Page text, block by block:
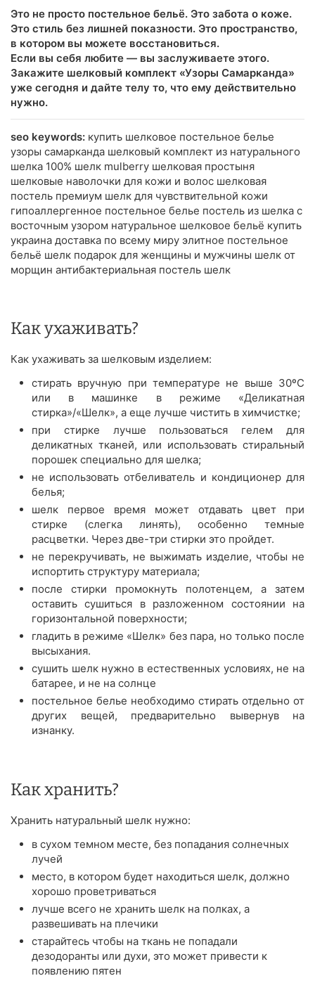
Это не просто постельное бельё. Это забота о коже.
Это стиль без лишней показности. Это пространство,
в котором вы можете восстановиться.
Если вы себя любите — вы заслуживаете этого.
Закажите шелковый комплект «Узоры Самарканда»
уже сегодня и дайте телу то, что ему действительно
нужно.
seo keywords: купить шелковое постельное белье
узоры самарканда шелковый комплект из натурального
шелка 100% шелк mulberry шелковая простыня
шелковые наволочки для кожи и волос шелковая
постель премиум шелк для чувствительной кожи
гипоаллергенное постельное белье постель из шелка с
восточным узором натуральное шелковое бельё купить
украина доставка по всему миру элитное постельное
бельё шелк подарок для женщины и мужчины шелк от
морщин антибактериальная постель шелк
Как ухаживать?
Как ухаживать за шелковым изделием:
стирать вручную при температуре не выше 30ºС
или в машинке в режиме «Деликатная
стирка»/«Шелк», а еще лучше чистить в химчистке;
при стирке лучше пользоваться гелем для
деликатных тканей, или использовать стиральный
порошек специально для шелка;
не использовать отбеливатель и кондиционер для
белья;
шелк первое время может отдавать цвет при
стирке (слегка линять), особенно темные
расцветки. Через две-три стирки это пройдет.
не перекручивать, не выжимать изделие, чтобы не
испортить структуру материала;
после стирки промокнуть полотенцем, а затем
оставить сушиться в разложенном состоянии на
горизонтальной поверхности;
гладить в режиме «Шелк» без пара, но только после
высыхания.
сушить шелк нужно в естественных условиях, не на
батарее, и не на солнце
постельное белье необходимо стирать отдельно от
других вещей, предварительно вывернув на
изнанку.
Как хранить?
Хранить натуральный шелк нужно:
в сухом темном месте, без попадания солнечных
лучей
место, в котором будет находиться шелк, должно
хорошо проветриваться
лучше всего не хранить шелк на полках, а
развешивать на плечики
старайтесь чтобы на ткань не попадали
дезодоранты или духи, это может привести к
появлению пятен